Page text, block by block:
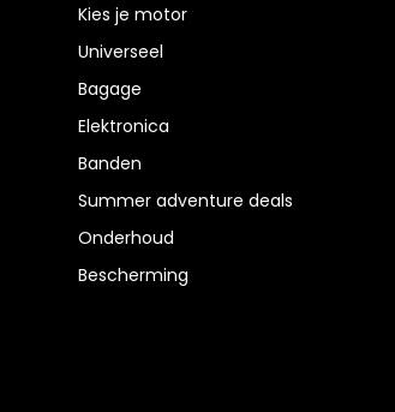
Kies je motor
Universeel
Bagage
Elektronica
Banden
Summer adventure deals
Onderhoud
Bescherming